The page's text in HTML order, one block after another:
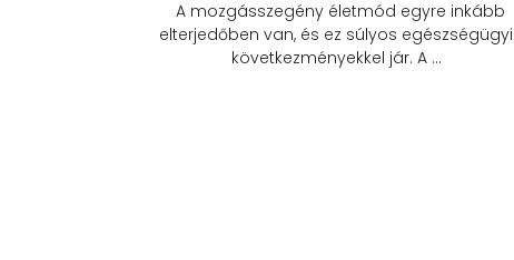
A mozgásszegény életmód egyre inkább
elterjedőben van, és ez súlyos egészségügyi
következményekkel jár. A …